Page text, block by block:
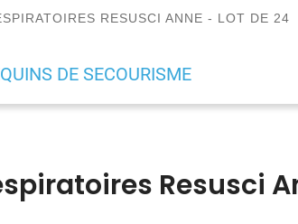
RESUSCI ANNE - LOT DE 24
DE SECOURISME
Resusci